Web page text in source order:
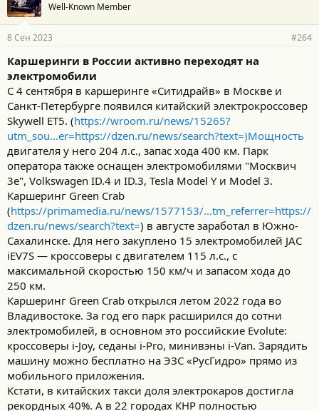
Well-Known Member
8 Сен 2023 #264
Каршеринги в России активно переходят на
электромобили
С 4 сентября в каршеринге «Ситидрайв»‎ в Москве и
Санкт-Петербурге появился китайский электрокроссовер
Skywell ET5. (https://wroom.ru/news/15265?
utm_sou...er=https://dzen.ru/news/search?text=)Мощность
двигателя у него 204 л.с., запас хода 400 км. Парк
оператора‎ также оснащен электромобилями "Москвич
3е", Volkswagen ID.4 и ID.3, Tesla Model Y и Model 3.
Каршеринг Green Crab
(https://primamedia.ru/news/1577153/...tm_referrer=https://
dzen.ru/news/search?text=) в августе заработал в Южно-
Сахалинске. Для него закуплено 15 электромобилей JAC
iEV7S — кроссоверы с двигателем 115 л.с., с
максимальной скоростью 150 км/ч и запасом хода до
250 км.
Каршеринг Green Crab открылся летом 2022 года во
Владивостоке. За год его парк расширился до сотни
электромобилей, в основном это российские Evolute:
кроссоверы i-Joy, седаны i-Pro, минивэны i-Van. Зарядить
машину можно бесплатно на ЭЗС «РусГидро» прямо из
мобильного приложения.
Кстати, в китайских такси доля электрокаров достигла
рекордных 40%. А в 22 городах КНР полностью